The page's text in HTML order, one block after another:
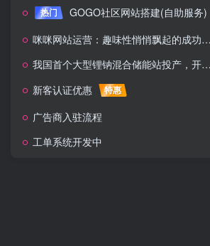
热门
GOGO社区网站搭建(自助服务)
咪咪网站运营：趣味性悄悄飘起的成功风头
我国首个大型锂钠混合储能站投产，开启储能新时代
新客认证优惠
特惠
广告商入驻流程
工单系统开发中